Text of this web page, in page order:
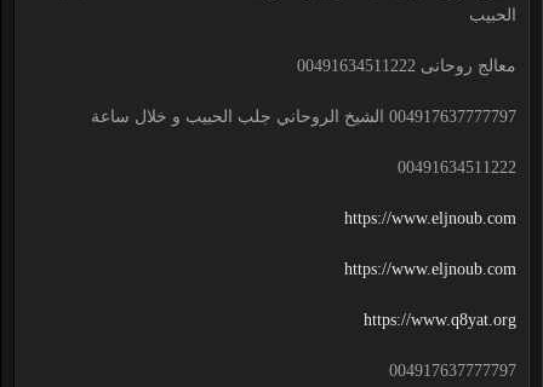
الحبيب
معالج روحانى 00491634511222
004917637777797 الشيخ الروحاني جلب الحبيب و خلال ساعة
00491634511222
https://www.eljnoub.com
https://www.eljnoub.com
https://www.q8yat.org
004917637777797